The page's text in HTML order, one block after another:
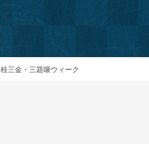
桂三金・三題噺ウィーク